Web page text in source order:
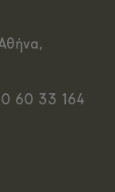
60 33 164